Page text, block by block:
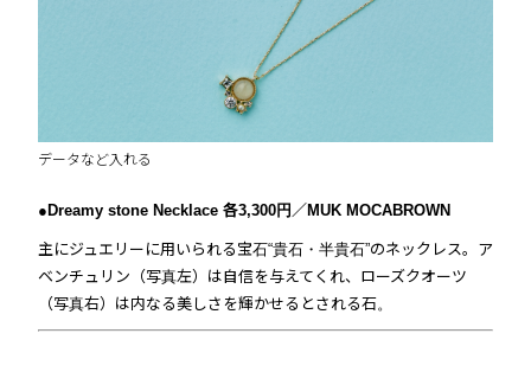
データなど入れる
●Dreamy stone Necklace 各3,300円／MUK MOCABROWN
主にジュエリーに用いられる宝石“貴石・半貴石”のネックレス。ア
ベンチュリン（写真左）は自信を与えてくれ、ローズクオーツ
（写真右）は内なる美しさを輝かせるとされる石。